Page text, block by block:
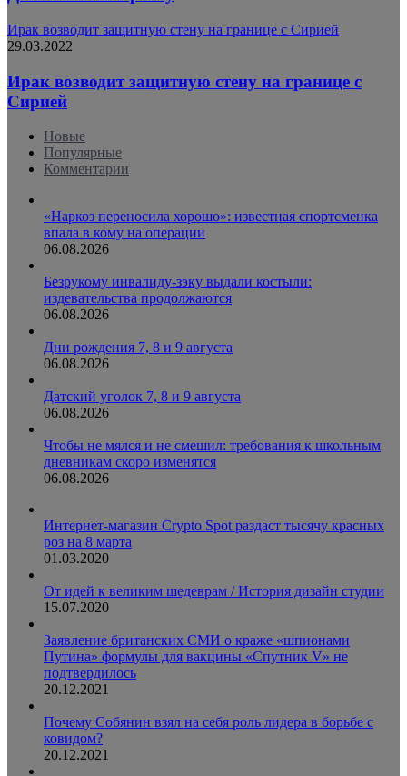
Ирак возводит защитную стену на границе с Сирией
29.03.2022
Ирак возводит защитную стену на границе с
Сирией
Новые
Популярные
Комментарии
«Наркоз переносила хорошо»: известная спортсменка
впала в кому на операции
06.08.2026
Безрукому инвалиду-зэку выдали костыли:
издевательства продолжаются
06.08.2026
Дни рождения 7, 8 и 9 августа
06.08.2026
Датский уголок 7, 8 и 9 августа
06.08.2026
Чтобы не мялся и не смешил: требования к школьным
дневникам скоро изменятся
06.08.2026
Интернет-магазин Crypto Spot раздаст тысячу красных
роз на 8 марта
01.03.2020
От идей к великим шедеврам / История дизайн студии
15.07.2020
Заявление британских СМИ о краже «шпионами
Путина» формулы для вакцины «Спутник V» не
подтвердилось
20.12.2021
Почему Собянин взял на себя роль лидера в борьбе с
ковидом?
20.12.2021